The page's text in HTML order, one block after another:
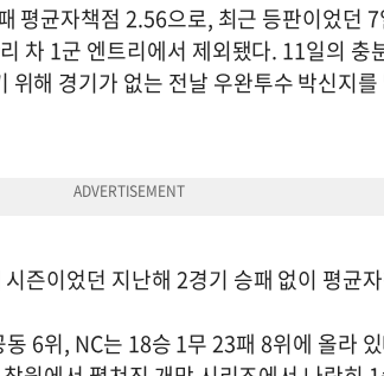
평균자책점 2.56으로, 최근 등판이었던
차 1군 엔트리에서 제외됐다. 11일의 충
해 경기가 없는 전날 우완투수 박신지
즌이었던 지난해 2경기 승패 없이 평균
6위, NC는 18승 1무 23패 8위에 올라